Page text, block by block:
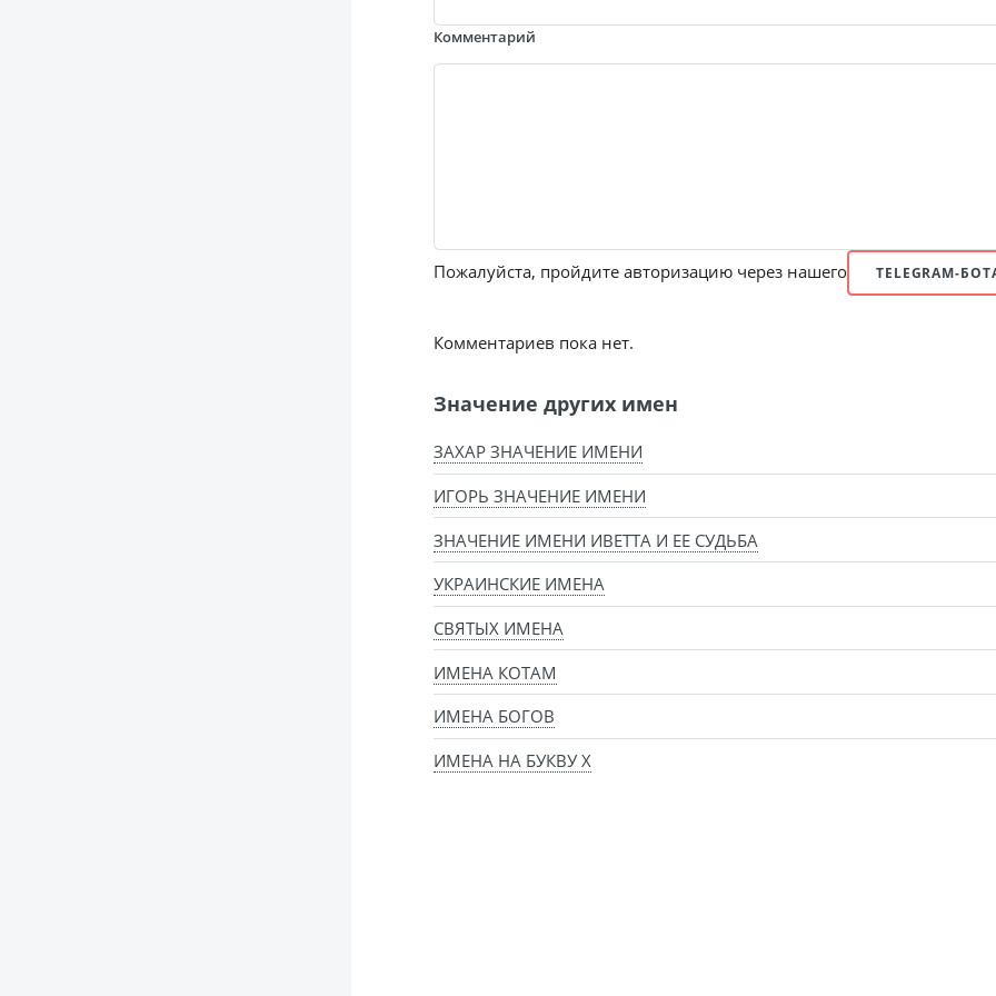
Комментарий
Пожалуйста, пройдите авторизацию через нашего TELEGRAM-
Комментариев пока нет.
Значение других имен
ЗАХАР ЗНАЧЕНИЕ ИМЕНИ
ИГОРЬ ЗНАЧЕНИЕ ИМЕНИ
ЗНАЧЕНИЕ ИМЕНИ ИВЕТТА И ЕЕ СУДЬБА
УКРАИНСКИЕ ИМЕНА
СВЯТЫХ ИМЕНА
ИМЕНА КОТАМ
ИМЕНА БОГОВ
ИМЕНА НА БУКВУ Х